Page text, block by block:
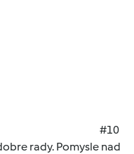
#10
rady. Pomysle nad